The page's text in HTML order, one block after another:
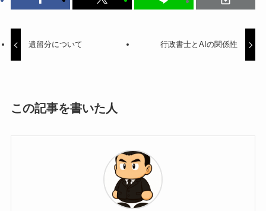
遺留分について 行政書士とAIの関係性
この記事を書いた人